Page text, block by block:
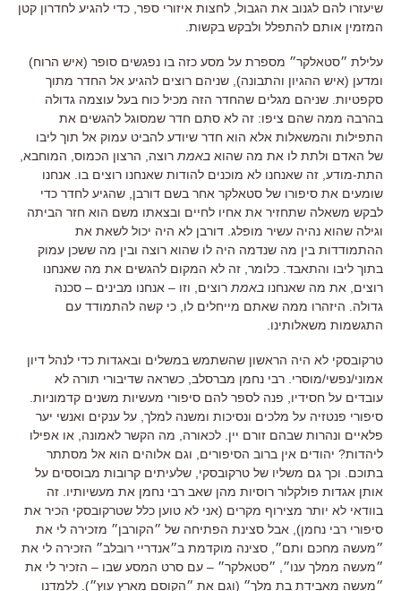
שיעזרו להם לגנוב את הגבול, לחצות איזורי ספר, כדי להגיע לחדרון קטן
המזמין אותם להתפלל ולבקש בקשות.
עלילת ״סטאלקר״ מספרת על מסע כזה בו נפגשים סופר (איש הרוח)
ומדען (איש ההגיון והתבונה), שניהם רוצים להגיע אל החדר מתוך
סקפטיות. שניהם מגלים שהחדר הזה מכיל כוח בעל עוצמה גדולה
בהרבה ממה שהם ציפו: זה לא סתם חדר שמסוגל להגשים את
התפילות והמשאלות אלא הוא חדר שיודע להביט עמוק אל תוך ליבו
של האדם ולתת לו את מה שהוא באמת רוצה, הרצון הכמוס, המוחבא,
התת-מודע, זה שאנחנו לא מוכנים להודות שאנחנו רוצים בו. אנחנו
שומעים את סיפורו של סטאלקר אחר בשם דורבן, שהגיע לחדר כדי
לבקש משאלה שתחזיר את אחיו לחיים ובצאתו משם הוא חזר הביתה
וגילה שהוא נהיה עשיר מופלג. דורבן לא היה יכול לשאת את
ההתמודדות בין מה שנדמה היה לו שהוא רוצה ובין מה ששכן עמוק
בתוך ליבו והתאבד. כלומר, זה לא המקום להגשים את מה שאנחנו
רוצים, את מה שאנחנו באמת רוצים, וזו – אנחנו מבינים – סכנה
גדולה. היזהרו ממה שאתם מייחלים לו, כי קשה להתמודד עם
התגשמות משאלותינו.
טרקובסקי לא היה הראשון שהשתמש במשלים ובאגדות כדי לנהל דיון
אמוני/נפשי/מוסרי. רבי נחמן מברסלב, כשראה שדיבורי תורה לא
עובדים על חסידיו, פנה לספר להם סיפורי מעשיות משנים קדמוניות.
סיפורי פנטזיה על מלכים ונסיכות ומשנה למלך, על ענקים ואנשי יער
פלאיים ונהרות שבהם זורם יין. לכאורה, מה הקשר לאמונה, או אפילו
ליהדות? יהודים אין ברוב הסיפורים, וגם אלוהים הוא אל מסתתר
בתוכם. וכך גם משליו של טרקובסקי, שלעיתים קרובות מבוססים על
אותן אגדות פולקלור רוסיות מהן שאב רבי נחמן את מעשיותיו. זה
בוודאי לא יותר מצירוף מקרים (אני לא טוען כלל שטרקובסקי הכיר את
סיפורי רבי נחמן), אבל סצינת הפתיחה של ״הקורבן״ מזכירה לי את
״מעשה מחכם ותם״, סצינה מוקדמת ב״אנדריי רובלב״ הזכירה לי את
״מעשה ממלך ענו״, ״סטאלקר״ – עם סרט המסע שבו – הזכיר לי את
״מעשה מאבידת בת מלך״ (וגם את ״הקוסם מארץ עוץ״). ללמדנו